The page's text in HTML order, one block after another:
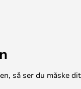
så ser du måske